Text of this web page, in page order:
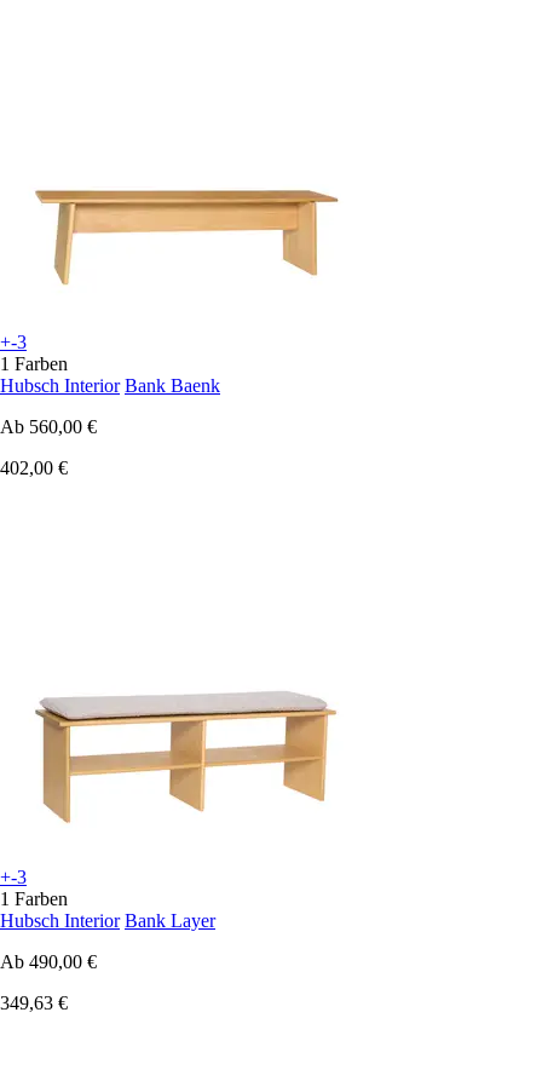
+-3
1 Farben
Hubsch Interior Bank Baenk
Ab 560,00 €
402,00 €
+-3
1 Farben
Hubsch Interior Bank Layer
Ab 490,00 €
349,63 €